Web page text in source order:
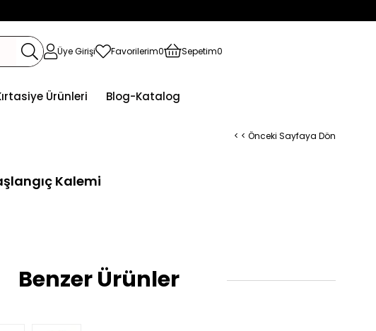
Üye Girişi Favorilerim0 Sepetim0
Ürünleri Blog-Katalog
< < Önceki Sayfaya Dön
Kalemi
Benzer Ürünler